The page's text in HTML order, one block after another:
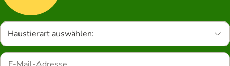
Haustierart auswählen: